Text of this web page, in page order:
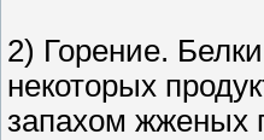
2) Горение.
некоторых
запахом жженых